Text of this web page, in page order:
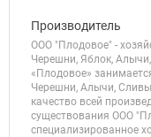
Производитель
ООО "Плодовое" -
Черешни, Яблок,
«Плодовое»
Черешни, Алычи,
качество всей
существования ООО
специализированное